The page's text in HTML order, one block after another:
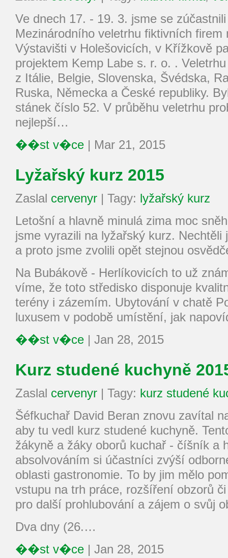
Ve dnech 17. - 19. 3. jsme se
Mezinárodního veletrhu fiktivních firem
Výstavišti v Holešovicích, v Křížkově
projektem Kemp Labe s. r. o. .
z Itálie, Belgie, Slovenska, Švédska,
Ruska, Německa a České republiky.
stánek číslo 52. V průběhu veletrhu
nejlepší…
��st v�ce | Mar 21, 2015
Lyžařský kurz 2015
Zaslal cervenyr | Tagy: lyžařský kurz
Letošní a hlavně minulá zima moc
jsme vyrazili na lyžařský kurz. Nechtěli
a proto jsme zvolili opět stejnou
Na Bubákově - Herlíkovicích to už
víme, že toto středisko disponuje
terény i zázemím. Ubytování v chatě
luxusem v podobě umístění, jak
��st v�ce | Jan 28, 2015
Kurz studené kuchyně
Zaslal cervenyr | Tagy: kurz studené
Šéfkuchař David Beran znovu zavítal
aby tu vedl kurz studené kuchyně.
žákyně a žáky oborů kuchař - číšník a
absolvováním si účastníci zvýší
oblasti gastronomie. To by jim mělo
vstupu na trh práce, rozšíření obzorů
pro další prohlubování a zájem o svůj
Dva dny (26.…
��st v�ce | Jan 28, 2015